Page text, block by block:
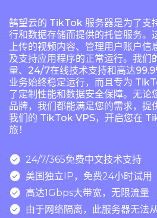
鹄望云的 TikTok 服务器是为了支
行和数据存储而提供的托管服务。
上传的视频内容、管理用户账户
及支持应用程序的正常运行。我们
量、24/7在线技术支持和高达
业务始终稳定运行，而且专为
了定制性能和数据安全保障。无论
品牌，我们都能满足您的需求，提
我们的 TikTok VPS，开启您在
旅！
 24/7/365免费中文技术支持
 美国独立IP，免费24小时试用
 高达1Gbps大带宽，无限流量
 由于网络隔离，此服务器无法